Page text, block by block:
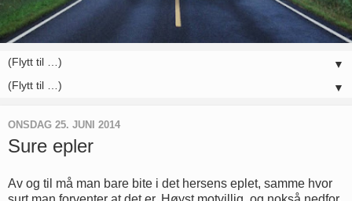
▼
▼
ONSDAG 25. JUNI 2014
Sure epler
Av og til må man bare bite i det hersens eplet, samme hvor